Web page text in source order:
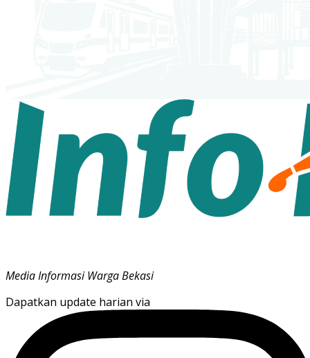
Media Informasi Warga Bekasi
Dapatkan update harian via